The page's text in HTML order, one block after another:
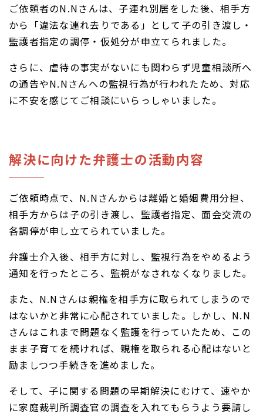
ご依頼者のN.Nさんは、子連れ別居をした後、相手方
から「違法な連れ去りである」として子の引き渡し・
監護者指定の調停・仮処分が申立てられました。
さらに、虐待の事実がないにも関わらず児童相談所へ
の通告やN.Nさんへの監視行為が行われたため、対応
に不安を感じてご相談にいらっしゃいました。
解決に向けた弁護士の活動内容
ご依頼時点で、N.Nさんからは離婚と婚姻費用分担、
相手方からは子の引き渡し、監護者指定、面会交流の
各調停が申し立てられていました。
弁護士介入後、相手方に対し、監視行為をやめるよう
通知を行ったところ、監視がなされなくなりました。
また、N.Nさんは親権を相手方に取られてしまうので
はないかと非常に心配されていました。しかし、N.N
さんはこれまで問題なく監護を行っていたため、この
まま子育てを続ければ、親権を取られる心配はないと
励ましつつ手続きを進めました。
そして、子に関する問題の早期解決にむけて、速やか
に家庭裁判所調査官の調査を入れてもらうよう要請し